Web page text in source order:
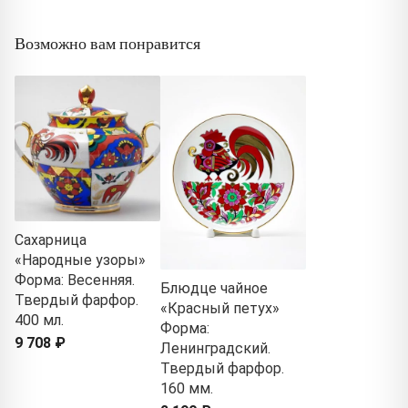
Возможно вам понравится
Сахарница
«Народные узоры»
Форма: Весенняя.
Твердый фарфор.
400 мл.
9 708 ₽
Блюдце чайное
«Красный петух»
Форма:
Ленинградский.
Твердый фарфор.
160 мм.